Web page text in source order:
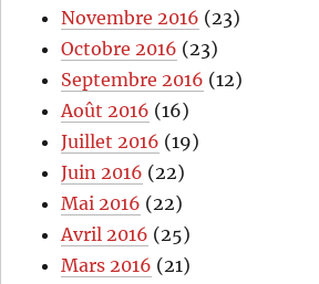
Novembre 2016 (23)
Octobre 2016 (23)
Septembre 2016 (12)
Août 2016 (16)
Juillet 2016 (19)
Juin 2016 (22)
Mai 2016 (22)
Avril 2016 (25)
Mars 2016 (21)